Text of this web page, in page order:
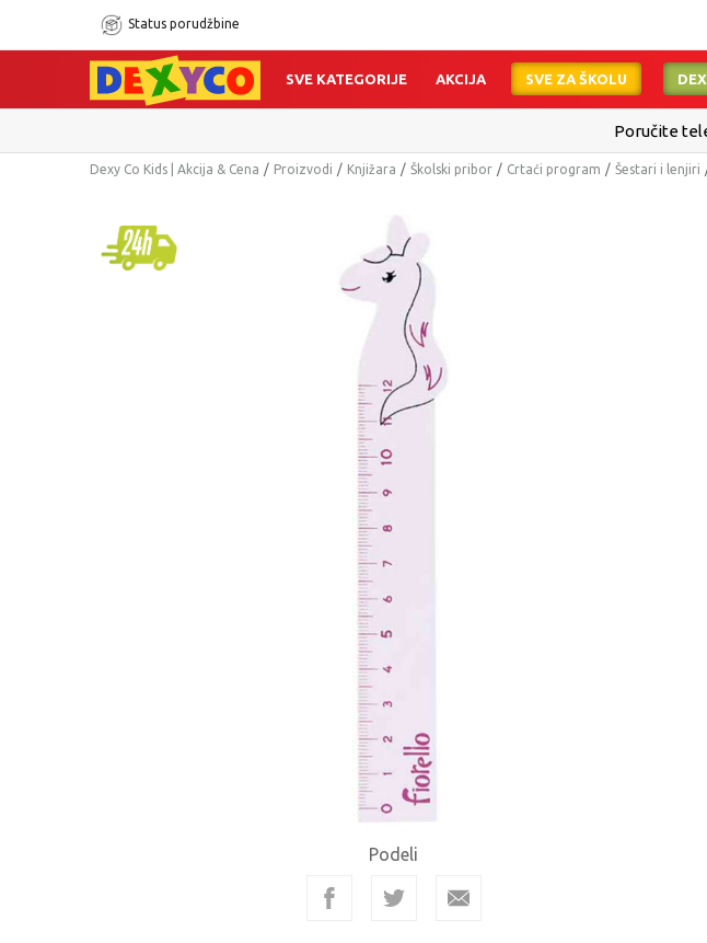
Status porudžbine
SVE KATEGORIJE AKCIJA SVE ZA ŠKOLU
Poručite
Dexy Co Kids | Akcija & Cena Proizvodi Knjižara Školski pribor Crtaći program Šestari i lenjiri
Podeli